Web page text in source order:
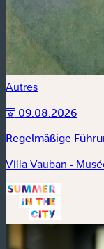
Autres
09.08.2026
Regelmäßige
Villa Vauban -